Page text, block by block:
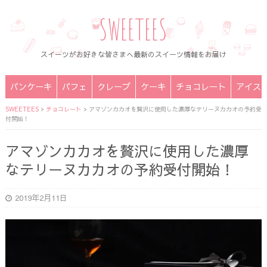
SWEETEES
スイーツがお好きな皆さまへ最新のスイーツ情報をお届け
パンケーキ パフェ クレープ ケーキ チョコレート アイス
SWEETEES> チョコレート > アマゾンカカオを贅沢に使用した濃厚なテリーヌカカオの予約受
付開始！
アマゾンカカオを贅沢に使用した濃厚
なテリーヌカカオの予約受付開始！
2019年2月11日